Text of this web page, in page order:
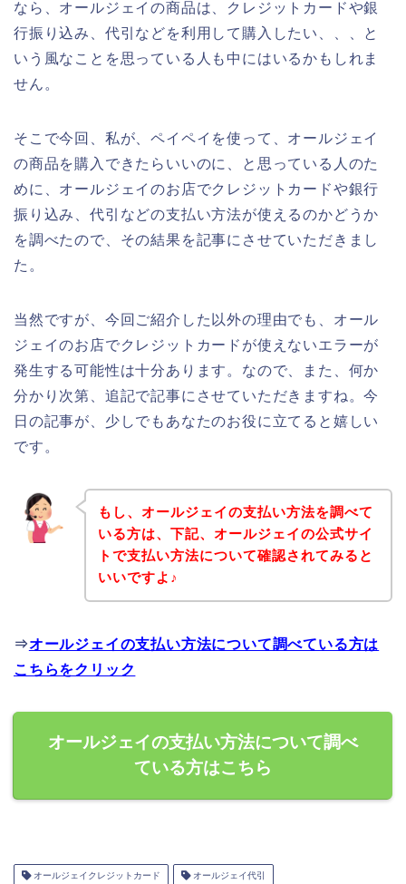
なら、オールジェイの商品は、クレジットカードや銀
行振り込み、代引などを利用して購入したい、、、と
いう風なことを思っている人も中にはいるかもしれま
せん。
そこで今回、私が、ペイペイを使って、オールジェイ
の商品を購入できたらいいのに、と思っている人のた
めに、オールジェイのお店でクレジットカードや銀行
振り込み、代引などの支払い方法が使えるのかどうか
を調べたので、その結果を記事にさせていただきまし
た。
当然ですが、今回ご紹介した以外の理由でも、オール
ジェイのお店でクレジットカードが使えないエラーが
発生する可能性は十分あります。なので、また、何か
分かり次第、追記で記事にさせていただきますね。今
日の記事が、少しでもあなたのお役に立てると嬉しい
です。
もし、オールジェイの支払い方法を調べて
いる方は、下記、オールジェイの公式サイ
トで支払い方法について確認されてみると
いいですよ♪
⇒オールジェイの支払い方法について調べている方は
こちらをクリック
オールジェイの支払い方法について調べ
ている方はこちら
オールジェイクレジットカード オールジェイ代引